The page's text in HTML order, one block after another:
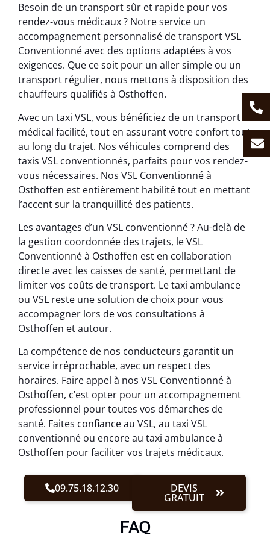
Besoin de un transport sûr et rapide pour vos
rendez-vous médicaux ? Notre service un
accompagnement personnalisé de transport VSL
Conventionné avec des options adaptées à vos
exigences. Que ce soit pour un aller simple ou un
transport régulier, nous mettons à disposition des
chauffeurs qualifiés à Osthoffen.
Avec un taxi VSL, vous bénéficiez de un transport
médical facilité, tout en assurant votre confort tout
au long du trajet. Nos véhicules comprend des
taxis VSL conventionnés, parfaits pour vos rendez-
vous nécessaires. Nos VSL Conventionné à
Osthoffen est entièrement habilité tout en mettant
l’accent sur la tranquillité des patients.
Les avantages d’un VSL conventionné ? Au-delà de
la gestion coordonnée des trajets, le VSL
Conventionné à Osthoffen est en collaboration
directe avec les caisses de santé, permettant de
limiter vos coûts de transport. Le taxi ambulance
ou VSL reste une solution de choix pour vous
accompagner lors de vos consultations à
Osthoffen et autour.
La compétence de nos conducteurs garantit un
service irréprochable, avec un respect des
horaires. Faire appel à nos VSL Conventionné à
Osthoffen, c’est opter pour un accompagnement
professionnel pour toutes vos démarches de
santé. Faites confiance au VSL, au taxi VSL
conventionné ou encore au taxi ambulance à
Osthoffen pour faciliter vos trajets médicaux.
09.75.18.12.30 DEVIS
GRATUIT
FAQ